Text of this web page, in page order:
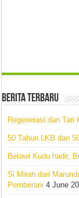
Berita Terbaru
Regenerasi dan Tari
50 Tahun LKB dan
Betawi Kudu hadir,
Si Mirah dari
Pemberani 4 June